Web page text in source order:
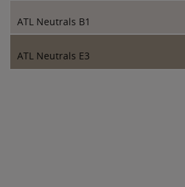
ATL Neutrals B1
ATL Neutrals E3